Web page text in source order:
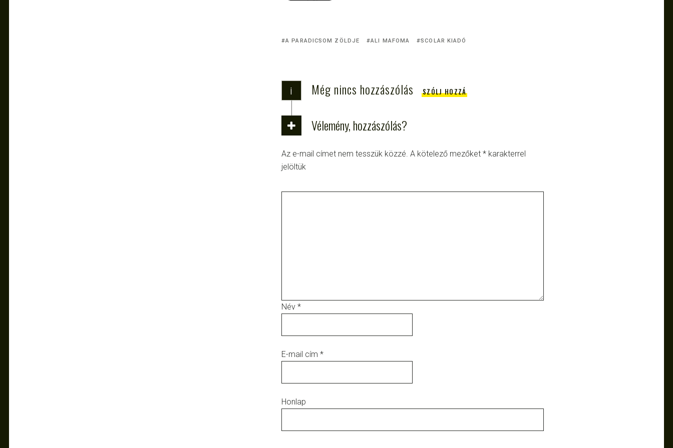
A PARADICSOM ZÖLDJE ALI MAFOMA SCOLAR KIADÓ
i Még nincs hozzászólás SZÓLJ HOZZÁ
Vélemény, hozzászólás?
Az e-mail címet nem tesszük közzé. A kötelező mezőket * karakterrel
jelöltük
Név *
E-mail cím *
Honlap